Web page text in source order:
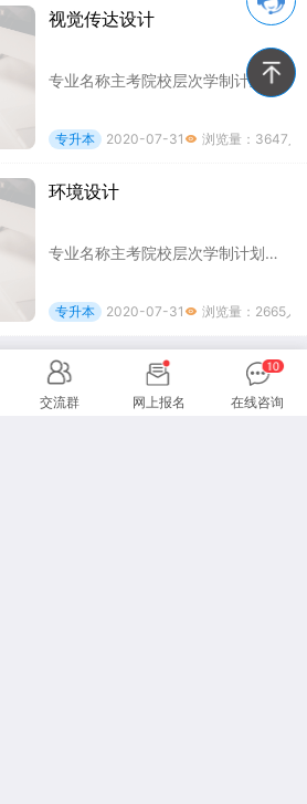
视觉传达设计
专业名称主考院校层次学制计划数考试科目备注视觉传达设计上海理工大学专升本2年101 素描2 平面设计印刷知识无男女比例限制，各专业教学外
专升本 2020-07-31  浏览量：3647人
环境设计
专业名称主考院校层次学制计划数考试科目备注环境设计上海理工大学专升本2年91 素描2 平面设计印刷知识无男女比例限制，各专业教学外语语种
专升本 2020-07-31  浏览量：2665人
上海自考本科
上海成人高考
交流群 网上报名 在线咨询